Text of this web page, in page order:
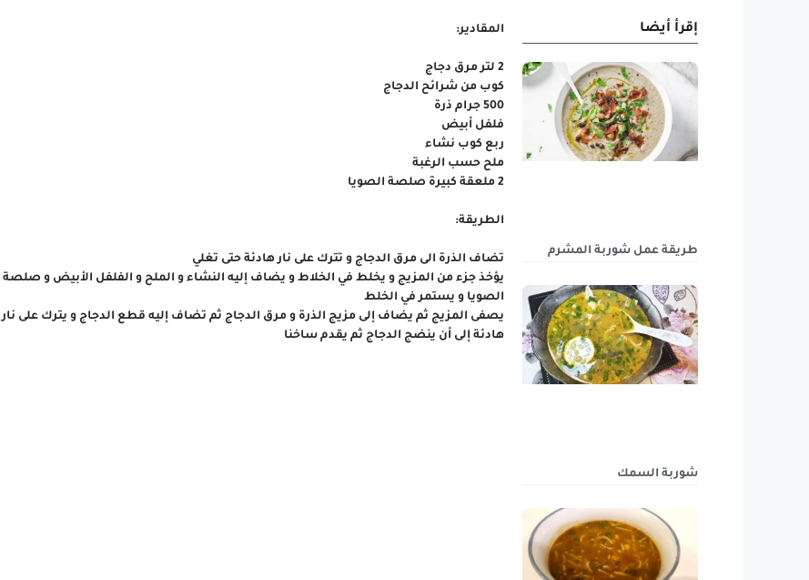
إقرأ أيضا
طريقة عمل شوربة المشرم
شوربة السمك
المقادير:
2 لتر مرق دجاج
كوب من شرائح الدجاج
500 جرام ذرة
فلفل أبيض
ربع كوب نشاء
ملح حسب الرغبة
2 ملعقة كبيرة صلصة الصويا
الطريقة:
تضاف الذرة الى مرق الدجاج و تترك على نار هادئة حتى تغلي
يؤخذ جزء من المزيج و يخلط في الخلاط و يضاف إليه النشاء و الملح و الفلفل الأبيض و صلصة
الصويا و يستمر في الخلط
يصفى المزيج ثم يضاف إلى مزيج الذرة و مرق الدجاج ثم تضاف إليه قطع الدجاج و يترك على نار
هادئة إلى أن ينضج الدجاج ثم يقدم ساخنا